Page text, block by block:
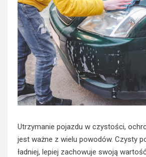
Utrzymanie pojazdu w czystości,
jest ważne z wielu powodów. Czysty
ładniej, lepiej zachowuje swoją